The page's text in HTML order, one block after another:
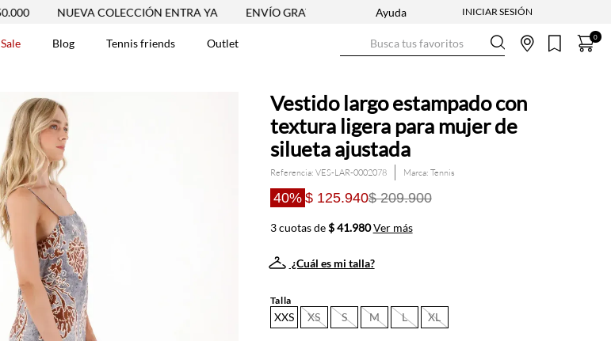
NUEVA COLECCIÓN ENTRA YA ENVÍO GRATIS DESDE $250.000 NUEVA COLECCIÓN VER AHORA
Ayuda
Sale Blog Tennis friends Outlet 0
Vestido largo estampado con
textura ligera para mujer de
silueta ajustada
Referencia: VES-LAR-0002078 Tennis
40% $ 125.940$ 209.900
3 cuotas de$ 41.980 Ver más
¿Cuál es mi talla?
Talla
XXS XS S M L XL